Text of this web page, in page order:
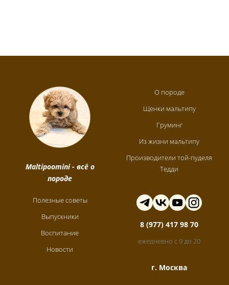
Maltipoomini- всё о
породе
О породе
Щенки мальтипу
Груминг
Из жизни мальтипу
Производители той-пуделя
Тедди
Полезные советы
Выпускники
Воспитание
Новости
8 (977) 417 98 70
ежедневно с 9 до 20
г. Москва